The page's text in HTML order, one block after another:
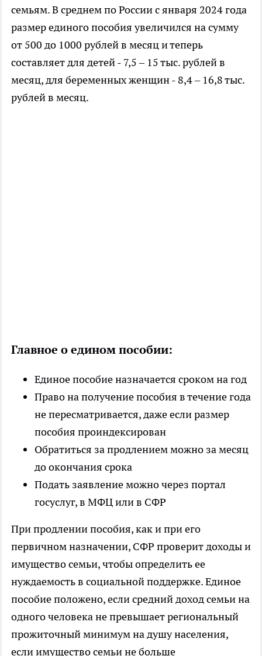
семьям. В среднем по России с января 2024 года
размер единого пособия увеличился на сумму
от 500 до 1000 рублей в месяц и теперь
составляет для детей - 7,5 – 15 тыс. рублей в
месяц, для беременных женщин - 8,4 – 16,8 тыс.
рублей в месяц.
Главное о едином пособии:
Единое пособие назначается сроком на год
Право на получение пособия в течение года
не пересматривается, даже если размер
пособия проиндексирован
Обратиться за продлением можно за месяц
до окончания срока
Подать заявление можно через портал
госуслуг, в МФЦ или в СФР
При продлении пособия, как и при его
первичном назначении, СФР проверит доходы и
имущество семьи, чтобы определить ее
нуждаемость в социальной поддержке. Единое
пособие положено, если средний доход семьи на
одного человека не превышает региональный
прожиточный минимум на душу населения,
если имущество семьи не больше